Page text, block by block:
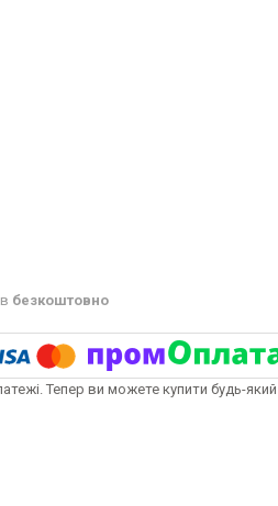
безкоштовно
Тепер ви можете купити будь-